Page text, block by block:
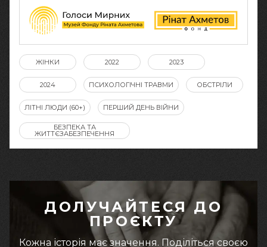
ЖІНКИ 2022 2023
2024 ПСИХОЛОГІЧНІ ТРАВМИ ОБСТРІЛИ
ЛІТНІ ЛЮДИ (60+) ПЕРШИЙ ДЕНЬ ВІЙНИ
БЕЗПЕКА ТА
ЖИТТЄЗАБЕЗПЕЧЕННЯ
ДОЛУЧАЙТЕСЯ ДО
ПРОЄКТУ
Кожна історія має значення. Поділіться своєю